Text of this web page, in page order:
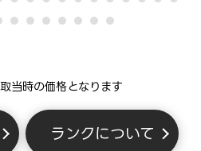
当時の価格となります
ランクについて